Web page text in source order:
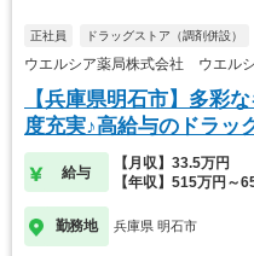
正社員 ドラッグストア（調剤併設）
ウエルシア薬局株式会社 ウエル
【兵庫県明石市】多彩
度充実♪高給与のドラ
給与
【月収】33.5万円
【年収】515万円～
勤務地 兵庫県 明石市